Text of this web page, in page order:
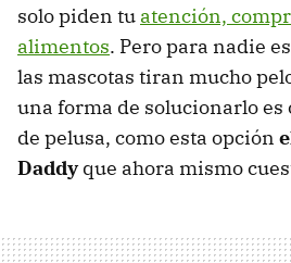
solo piden tu atención,
alimentos. Pero para nadie
las mascotas tiran mucho
una forma de solucionarlo
de pelusa, como esta opción
Daddyque ahora mismo